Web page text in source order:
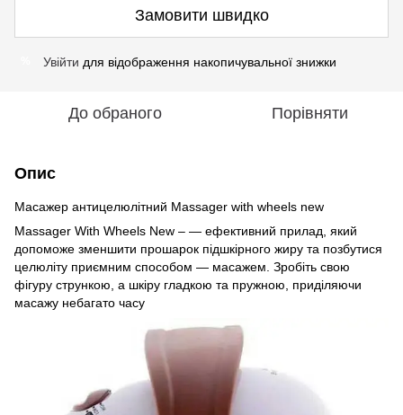
Замовити швидко
Увійти для відображення накопичувальної знижки
До обраного Порівняти
Опис
Масажер антицелюлітний Massager with wheels new
Massager With Wheels New – — ефективний прилад, який
допоможе зменшити прошарок підшкірного жиру та позбутися
целюліту приємним способом — масажем. Зробіть свою
фігуру стрункою, а шкіру гладкою та пружною, приділяючи
масажу небагато часу